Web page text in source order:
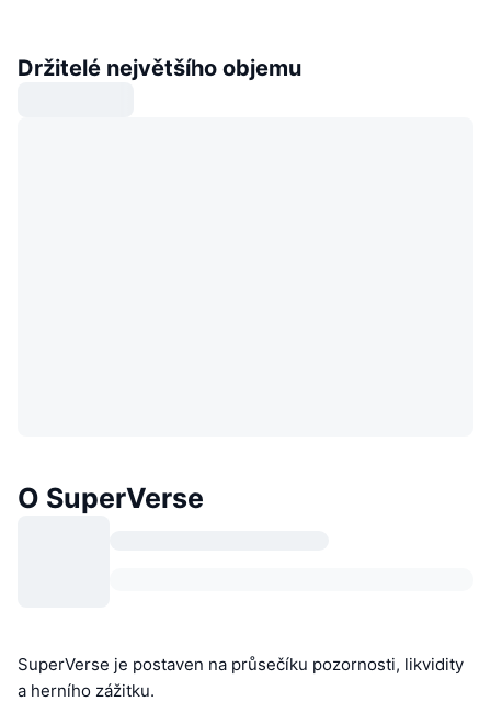
Držitelé největšího objemu
O SuperVerse
SuperVerse je postaven na průsečíku pozornosti, likvidity
a herního zážitku.